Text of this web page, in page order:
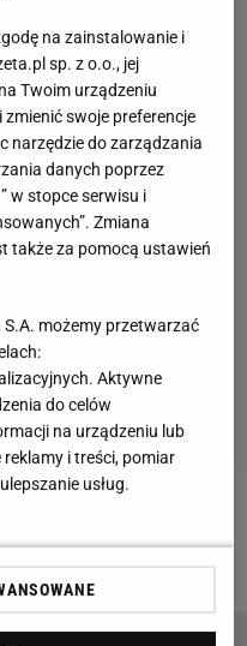
tym nie kryje"
na zainstalowanie i
sp. z o.o., jej
Twoim urządzeniu
swoje preferencje
narzędzie do zarządzania
danych poprzez
w stopce serwisu i
Zmiana
także za pomocą ustawień
możemy przetwarzać
Aktywne
do celów
na urządzeniu lub
i treści, pomiar
usług.